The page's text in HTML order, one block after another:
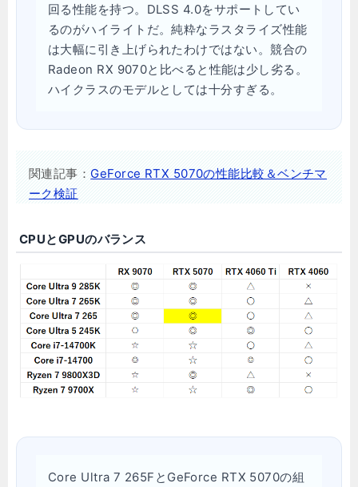
回る性能を持つ。DLSS 4.0をサポートしてい
るのがハイライトだ。純粋なラスタライズ性能
は大幅に引き上げられたわけではない。競合の
Radeon RX 9070と比べると性能は少し劣る。
ハイクラスのモデルとしては十分すぎる。
関連記事：GeForce RTX 5070の性能比較＆ベンチマ
ーク検証
CPUとGPUのバランス
Core Ultra 7 265FとGeForce RTX 5070の組